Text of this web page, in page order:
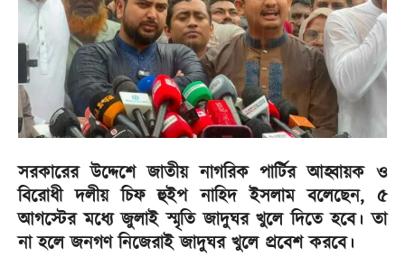
সরকারের উদ্দেশে জাতীয় নাগরিক পার্টির আহ্বায়ক ও
বিরোধী দলীয় চিফ হুইপ নাহিদ ইসলাম বলেছেন, ৫
আগস্টের মধ্যে জুলাই স্মৃতি জাদুঘর খুলে দিতে হবে। তা
না হলে জনগণ নিজেরাই জাদুঘর খুলে প্রবেশ করবে।